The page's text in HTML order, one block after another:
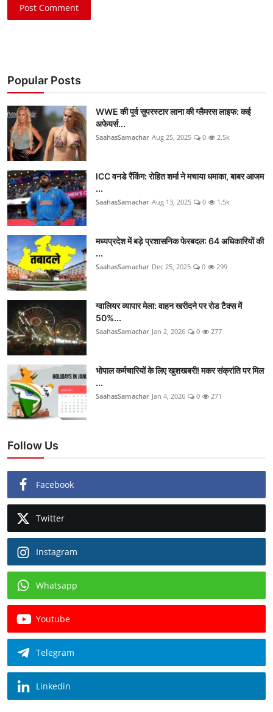
Post Comment
Popular Posts
WWE की पूर्व सुपरस्टार लाना की ग्लैमरस लाइफ: कई
अफेयर्स...
SaahasSamachar Aug 25, 2025 0 2.5k
ICC वनडे रैंकिंग: रोहित शर्मा ने मचाया धमाका, बाबर आजम
...
SaahasSamachar Aug 13, 2025 0 1.5k
मध्यप्रदेश में बड़े प्रशासनिक फेरबदल: 64 अधिकारियों की
...
SaahasSamachar Dec 25, 2025 0 299
ग्वालियर व्यापार मेला: वाहन खरीदने पर रोड टैक्स में
50%...
SaahasSamachar Jan 2, 2026 0 277
भोपाल कर्मचारियों के लिए खुशखबरी! मकर संक्रांति पर मिल
...
SaahasSamachar Jan 4, 2026 0 271
Follow Us
Facebook
Twitter
Instagram
Whatsapp
Youtube
Telegram
Linkedin